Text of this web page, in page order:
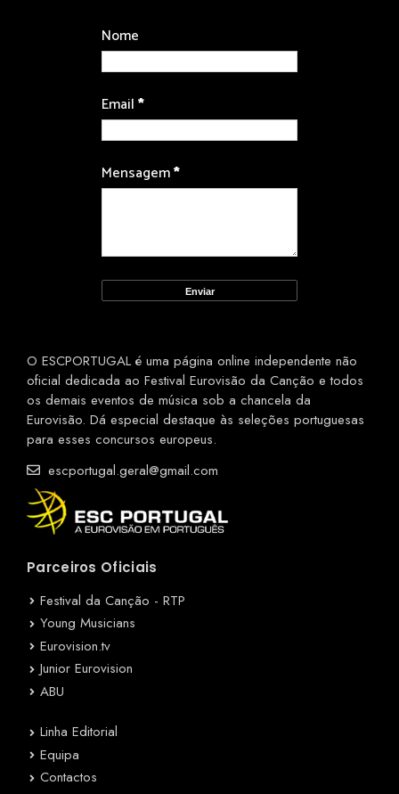
Nome
Email*
Mensagem*
O ESCPORTUGAL é uma página online independente não
oficial dedicada ao Festival Eurovisão da Canção e todos
os demais eventos de música sob a chancela da
Eurovisão. Dá especial destaque às seleções portuguesas
para esses concursos europeus.
escportugal.geral@gmail.com
Parceiros Oficiais
Festival da Canção - RTP
Young Musicians
Eurovision.tv
Junior Eurovision
ABU
Linha Editorial
Equipa
Contactos